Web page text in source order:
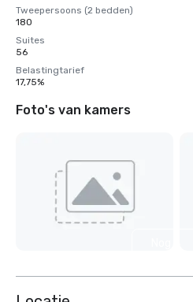
Tweepersoons (2 bedden)
180
Suites
56
Belastingtarief
17,75%
Foto's van kamers